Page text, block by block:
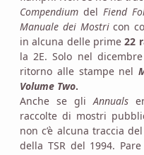
Compendium del Fiend
Manuale dei Mostricon
in alcuna delle prime22
la 2E. Solo nel
ritorno alle stampe nel
Volume Two.
Anche se gli Annuals
raccolte di mostri
non c’è alcuna traccia
della TSR del 1994.